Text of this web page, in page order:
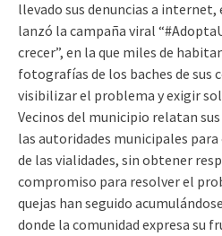
llevado sus denuncias a internet,
lanzó la campaña viral
crecer”, en la que miles de
fotografías de los baches de sus
visibilizar el problema y exigir
Vecinos del municipio relatan
las autoridades municipales
de las vialidades, sin obtener
compromiso para resolver el
quejas han seguido
donde la comunidad expresa su